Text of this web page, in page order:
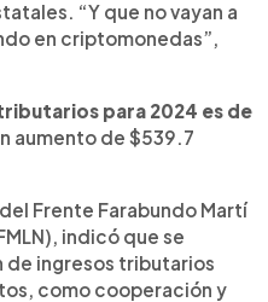
“Y que no vayan a
en criptomonedas”,
para 2024 es de
aumento de $539.7
Frente Farabundo Martí
indicó que se
de ingresos tributarios
como cooperación y